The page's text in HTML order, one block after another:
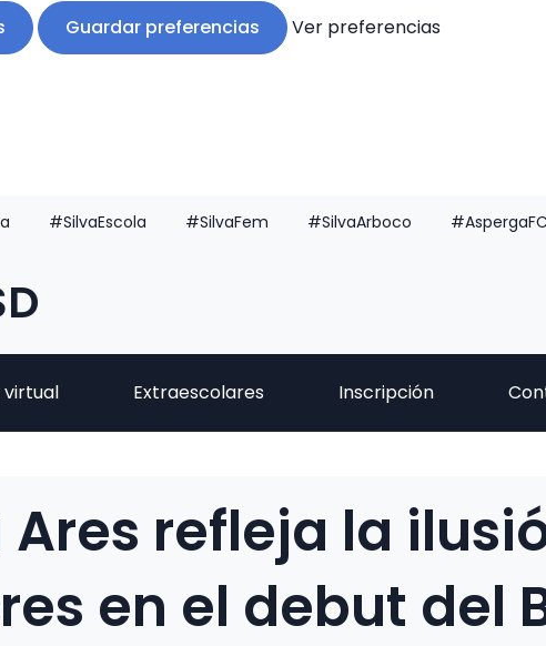
Guardar preferencias Ver preferencias
#SilvaEscola #SilvaFem #SilvaArboco
virtual Extraescolares Inscripción
Ares refleja la
en el debut del